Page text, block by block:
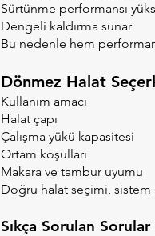
Sürtünme performansı
Dengeli kaldırma sunar
Bu nedenle hem
Dönmez Halat
Kullanım amacı
Halat çapı
Çalışma yükü kapasitesi
Ortam koşulları
Makara ve tambur uyumu
Doğru halat seçimi,
Sıkça Sorulan Sorular